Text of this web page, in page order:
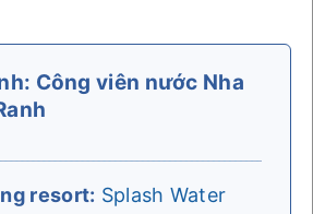
Công viên nước Nha
resort: Splash Water